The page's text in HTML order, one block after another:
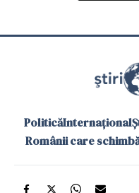
PoliticăInternațional
Românii care